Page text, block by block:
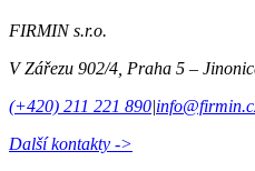
FIRMIN s.r.o.
V Zářezu 902/4 Praha 5 –
(+420) 211 221 890|
Další kontakty ->